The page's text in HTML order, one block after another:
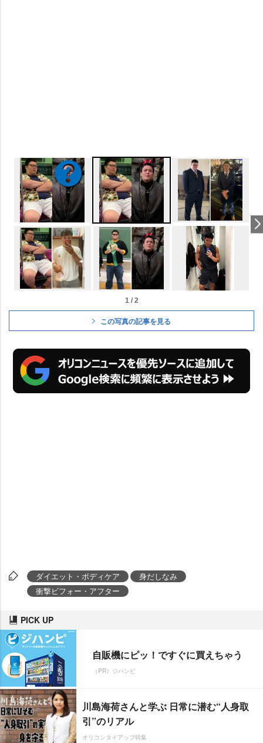
1 / 2
この写真の記事を見る
ダイエット・ボディケア
身だしなみ
衝撃ビフォー・アフター
PICK UP
自販機にピッ！ですぐに買えちゃう
（PR）ジハンピ
川島海荷さんと学ぶ 日常に潜む“人身取
引”のリアル
オリコンタイアップ特集